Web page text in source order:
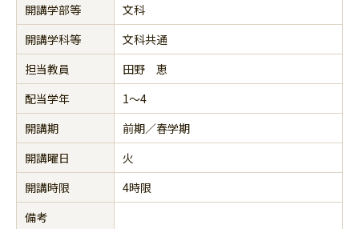
開講学部等
文科
開講学科等
文科共通
担当教員
田野 恵
配当学年
1～4
開講期
前期／春学期
開講曜日
火
開講時限
4時限
備考